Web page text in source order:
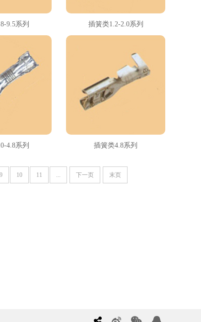
9.5系列 插簧类1.2-2.0系列
4.8系列 插簧类4.8系列
9 10 11 ... 下一页 末页